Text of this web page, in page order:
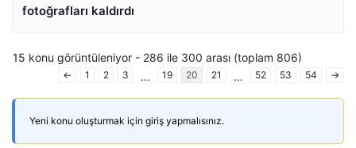
fotoğrafları kaldırdı
15 konu görüntüleniyor - 286 ile 300 arası (toplam 806)
← 1 2 3 … 19 20 21 … 52 53 54 →
Yeni konu oluşturmak için giriş yapmalısınız.